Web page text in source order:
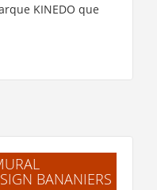
KINEDO que
BANANIERS